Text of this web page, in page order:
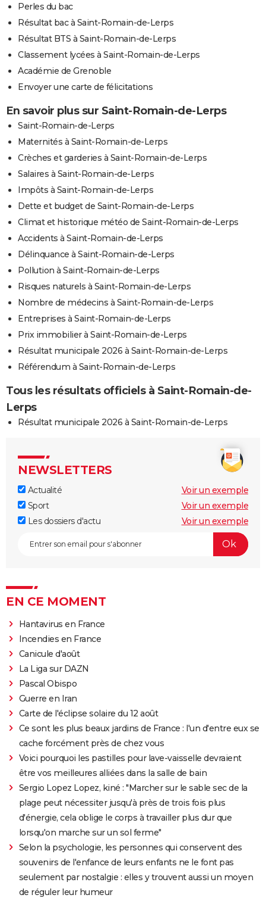
Perles du bac
Résultat bac à Saint-Romain-de-Lerps
Résultat BTS à Saint-Romain-de-Lerps
Classement lycées à Saint-Romain-de-Lerps
Académie de Grenoble
Envoyer une carte de félicitations
En savoir plus sur Saint-Romain-de-Lerps
Saint-Romain-de-Lerps
Maternités à Saint-Romain-de-Lerps
Crèches et garderies à Saint-Romain-de-Lerps
Salaires à Saint-Romain-de-Lerps
Impôts à Saint-Romain-de-Lerps
Dette et budget de Saint-Romain-de-Lerps
Climat et historique météo de Saint-Romain-de-Lerps
Accidents à Saint-Romain-de-Lerps
Délinquance à Saint-Romain-de-Lerps
Pollution à Saint-Romain-de-Lerps
Risques naturels à Saint-Romain-de-Lerps
Nombre de médecins à Saint-Romain-de-Lerps
Entreprises à Saint-Romain-de-Lerps
Prix immobilier à Saint-Romain-de-Lerps
Résultat municipale 2026 à Saint-Romain-de-Lerps
Référendum à Saint-Romain-de-Lerps
Tous les résultats officiels à Saint-Romain-de-
Lerps
Résultat municipale 2026 à Saint-Romain-de-Lerps
NEWSLETTERS
Actualité
Voir un exemple
Sport
Voir un exemple
Les dossiers d'actu
Voir un exemple
EN CE MOMENT
Hantavirus en France
Incendies en France
Canicule d'août
La Liga sur DAZN
Pascal Obispo
Guerre en Iran
Carte de l'éclipse solaire du 12 août
Ce sont les plus beaux jardins de France : l'un d'entre eux se
cache forcément près de chez vous
Voici pourquoi les pastilles pour lave-vaisselle devraient
être vos meilleures alliées dans la salle de bain
Sergio Lopez Lopez, kiné : "Marcher sur le sable sec de la
plage peut nécessiter jusqu'à près de trois fois plus
d'énergie, cela oblige le corps à travailler plus dur que
lorsqu'on marche sur un sol ferme"
Selon la psychologie, les personnes qui conservent des
souvenirs de l'enfance de leurs enfants ne le font pas
seulement par nostalgie : elles y trouvent aussi un moyen
de réguler leur humeur